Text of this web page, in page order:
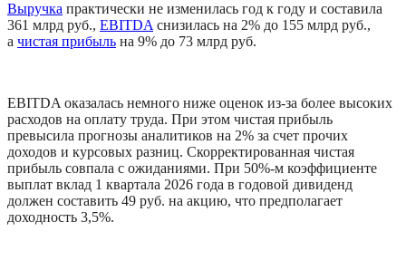
Выручка практически не изменилась год к году и составила
361 млрд руб., EBITDA снизилась на 2% до 155 млрд руб.,
а чистая прибыль на 9% до 73 млрд руб.
EBITDA оказалась немного ниже оценок из-за более высоких
расходов на оплату труда. При этом чистая прибыль
превысила прогнозы аналитиков на 2% за счет прочих
доходов и курсовых разниц. Скорректированная чистая
прибыль совпала с ожиданиями. При 50%-м коэффициенте
выплат вклад 1 квартала 2026 года в годовой дивиденд
должен составить 49 руб. на акцию, что предполагает
доходность 3,5%.